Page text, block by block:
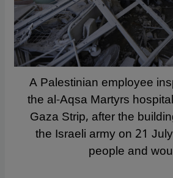
A Palestinian employee
the al-Aqsa Martyrs
Gaza Strip, after the
the Israeli army on 21
people and